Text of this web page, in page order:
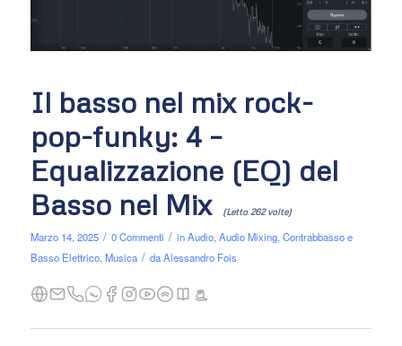
Il basso nel mix rock-
pop-funky: 4 –
Equalizzazione (EQ) del
Basso nel Mix
(Letto 262 volte)
Marzo 14, 2025 / 0 Commenti / inAudio, Audio Mixing, Contrabbasso e
Basso Elettrico, Musica / daAlessandro Fois